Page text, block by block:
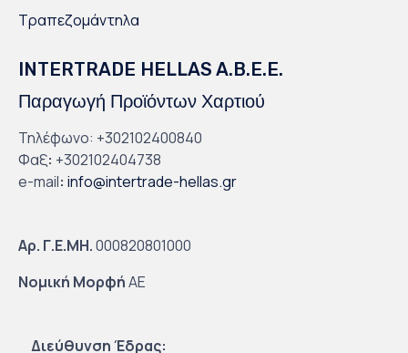
Τραπεζομάντηλα
INTERTRADE HELLAS A.B.E.E.
Παραγωγή Προϊόντων Χαρτιού
Τηλέφωνο: +302102400840
Φαξ: +302102404738
e-mail: info@intertrade-hellas.gr
Αρ. Γ.Ε.ΜΗ.000820801000
Νομική ΜορφήΑΕ
Διεύθυνση Έδρας: